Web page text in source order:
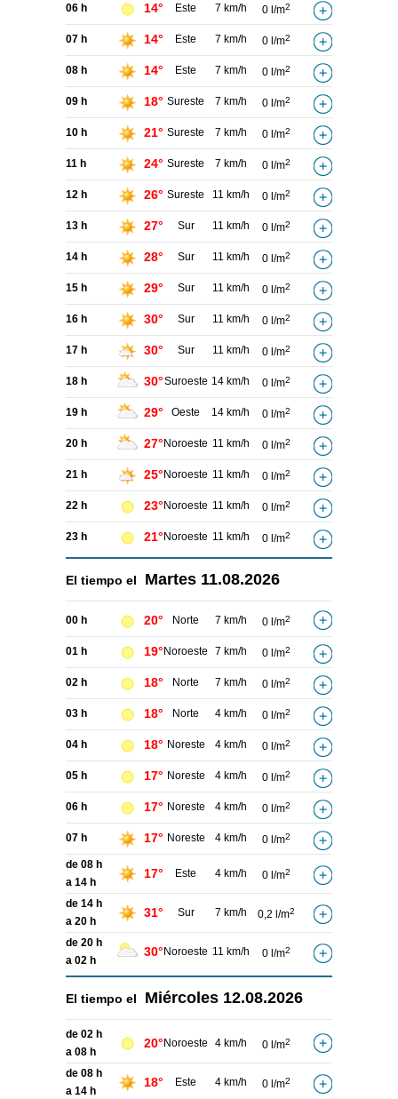
06 h 14° Este 7 km/h 0 l/m2
07 h 14° Este 7 km/h 0 l/m2
08 h 14° Este 7 km/h 0 l/m2
09 h 18° Sureste 7 km/h 0 l/m2
10 h 21° Sureste 7 km/h 0 l/m2
11 h 24° Sureste 7 km/h 0 l/m2
12 h 26° Sureste 11 km/h 0 l/m2
13 h 27° Sur 11 km/h 0 l/m2
14 h 28° Sur 11 km/h 0 l/m2
15 h 29° Sur 11 km/h 0 l/m2
16 h 30° Sur 11 km/h 0 l/m2
17 h 30° Sur 11 km/h 0 l/m2
18 h 30°Suroeste 14 km/h 0 l/m2
19 h 29° Oeste 14 km/h 0 l/m2
20 h 27° Noroeste 11 km/h 0 l/m2
21 h 25° Noroeste 11 km/h 0 l/m2
22 h 23° Noroeste 11 km/h 0 l/m2
23 h 21° Noroeste 11 km/h 0 l/m2
El tiempo el Martes 11.08.2026
00 h 20° Norte 7 km/h 0 l/m2
01 h 19° Noroeste 7 km/h 0 l/m2
02 h 18° Norte 7 km/h 0 l/m2
03 h 18° Norte 4 km/h 0 l/m2
04 h 18° Noreste 4 km/h 0 l/m2
05 h 17° Noreste 4 km/h 0 l/m2
06 h 17° Noreste 4 km/h 0 l/m2
07 h 17° Noreste 4 km/h 0 l/m2
de 08 h
a 14 h
17° Este 4 km/h 0 l/m2
de 14 h
a 20 h
31° Sur 7 km/h 0,2 l/m2
de 20 h
a 02 h
30° Noroeste 11 km/h 0 l/m2
El tiempo el Miércoles 12.08.2026
de 02 h
a 08 h
20° Noroeste 4 km/h 0 l/m2
de 08 h
a 14 h
18° Este 4 km/h 0 l/m2